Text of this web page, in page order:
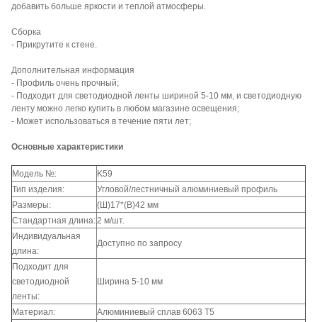
добавить больше яркости и теплой атмосферы.
Сборка
- Прикрутите к стене.
Дополнительная информация
- Профиль очень прочный;
- Подходит для светодиодной ленты шириной 5-10 мм, и светодиодную
ленту можно легко купить в любом магазине освещения;
- Может использоваться в течение пяти лет;
Основные характеристики
Модель №:
K59
Тип изделия:
Угловой/лестничный алюминиевый профиль
Размеры:
(Ш)17*(В)42 мм
Стандартная длина:2 м/шт.
Индивидуальная
длина:
Доступно по запросу
Подходит для
светодиодной
ленты:
Ширина 5-10 мм
Материал:
Алюминиевый сплав 6063 T5